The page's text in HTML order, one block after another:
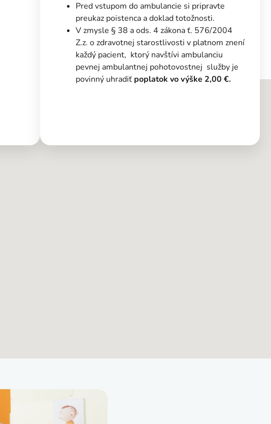
Pred vstupom do ambulancie si pripravte
preukaz poistenca a doklad totožnosti.
V zmysle § 38 a ods. 4 zákona ť. 576/2004
Z.z. o zdravotnej starostlivosti v platnom znení
každý pacient, ktorý navštívi ambulanciu
pevnej ambulantnej pohotovostnej služby je
povinný uhradiť poplatok vo výške 2,00 €.